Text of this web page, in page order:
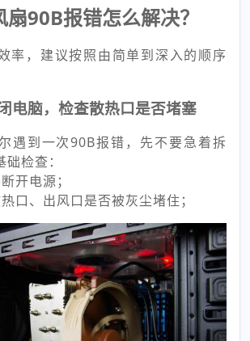
90B报错怎么解决？
率，建议按照由简单到深入的顺序
电脑，检查散热口是否堵塞
遇到一次90B报错，先不要急着拆
检查：
开电源；
口、出风口是否被灰尘堵住；